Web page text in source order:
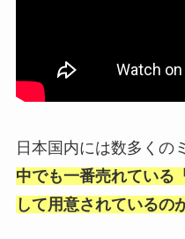
日本国内には数多くの
中でも一番売れている
して用意されているの